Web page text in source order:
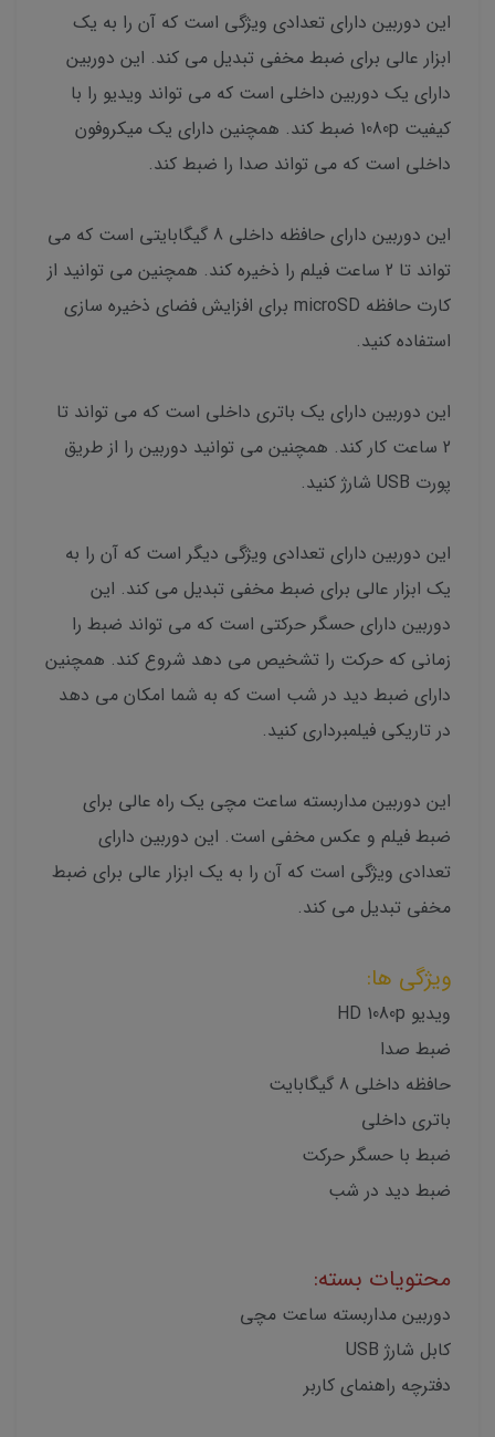
این دوربین دارای تعدادی ویژگی است که آن را به یک
ابزار عالی برای ضبط مخفی تبدیل می کند. این دوربین
دارای یک دوربین داخلی است که می تواند ویدیو را با
کیفیت 1080p ضبط کند. همچنین دارای یک میکروفون
داخلی است که می تواند صدا را ضبط کند.
این دوربین دارای حافظه داخلی 8 گیگابایتی است که می
تواند تا 2 ساعت فیلم را ذخیره کند. همچنین می توانید از
کارت حافظه microSD برای افزایش فضای ذخیره سازی
استفاده کنید.
این دوربین دارای یک باتری داخلی است که می تواند تا
2 ساعت کار کند. همچنین می توانید دوربین را از طریق
پورت USB شارژ کنید.
این دوربین دارای تعدادی ویژگی دیگر است که آن را به
یک ابزار عالی برای ضبط مخفی تبدیل می کند. این
دوربین دارای حسگر حرکتی است که می تواند ضبط را
زمانی که حرکت را تشخیص می دهد شروع کند. همچنین
دارای ضبط دید در شب است که به شما امکان می دهد
در تاریکی فیلمبرداری کنید.
این دوربین مداربسته ساعت مچی یک راه عالی برای
ضبط فیلم و عکس مخفی است. این دوربین دارای
تعدادی ویژگی است که آن را به یک ابزار عالی برای ضبط
مخفی تبدیل می کند.
ویژگی ها:
ویدیو HD 1080p
ضبط صدا
حافظه داخلی 8 گیگابایت
باتری داخلی
ضبط با حسگر حرکت
ضبط دید در شب
محتویات بسته:
دوربین مداربسته ساعت مچی
کابل شارژ USB
دفترچه راهنمای کاربر